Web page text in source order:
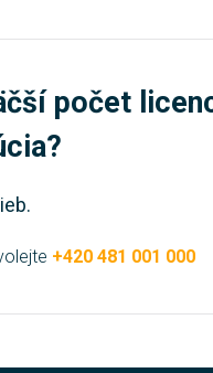
počet
+420 481 001 000